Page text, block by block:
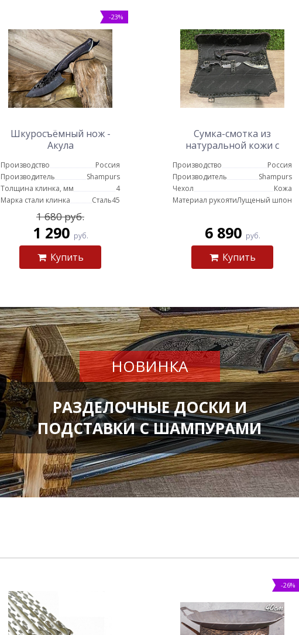
-23%
Шкуросъёмный нож -
Акула
Производство
Россия
Производитель
Shampurs
Толщина клинка, мм
4
Марка стали клинка
Сталь45
1 680 руб.
1 290 руб.
Купить
Сумка-смотка из
натуральной кожи с
(черная)
Производство
Россия
Производитель
Shampurs
Чехол
Кожа
Материал рукоятиЛущеный шпон
6 890 руб.
Купить
НОВИНКА
РАЗДЕЛОЧНЫЕ ДОСКИ И
ПОДСТАВКИ С ШАМПУРАМИ
-26%